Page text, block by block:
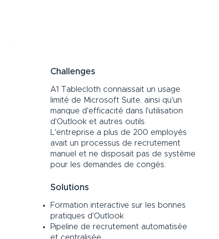
Challenges
A1 Tablecloth connaissait un usage
limité de Microsoft Suite, ainsi qu'un
manque d'efficacité dans l'utilisation
d'Outlook et autres outils.
L'entreprise a plus de 200 employés
avait un processus de recrutement
manuel et ne disposait pas de système
pour les demandes de congés.
Solutions
Formation interactive sur les bonnes
pratiques d'Outlook
Pipeline de recrutement automatisée